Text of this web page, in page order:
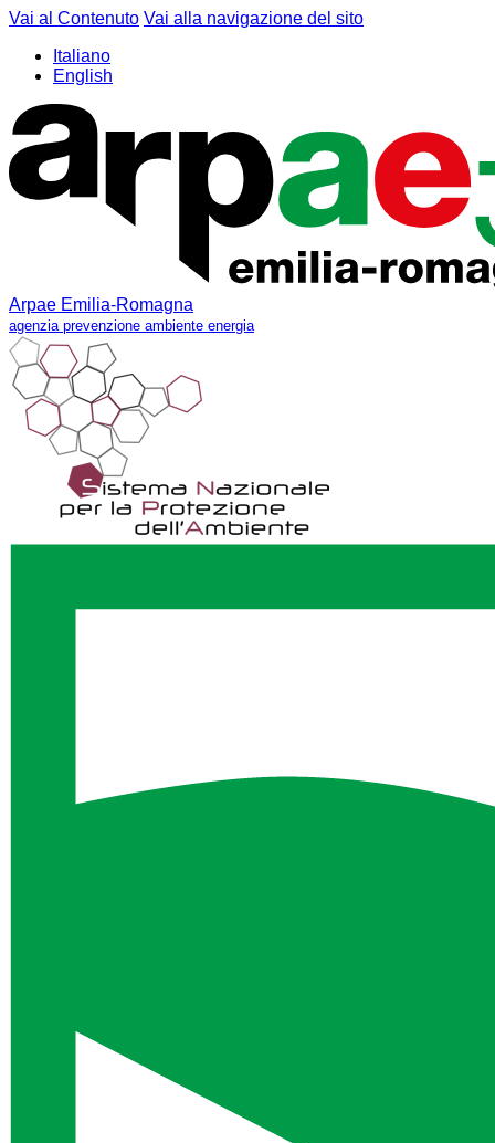
Vai al Contenuto Vai alla navigazione del sito
Italiano
English
Arpae Emilia-Romagna
agenzia prevenzione ambiente energia